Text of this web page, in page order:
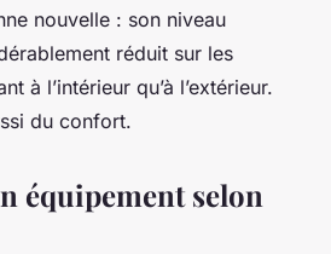
nouvelle : son niveau
réduit sur les
à l’intérieur qu’à l’extérieur.
du confort.
équipement selon